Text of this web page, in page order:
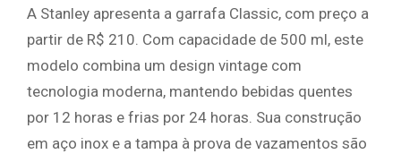
A Stanley apresenta a garrafa Classic, com preço a
partir de R$ 210. Com capacidade de 500 ml, este
modelo combina um design vintage com
tecnologia moderna, mantendo bebidas quentes
por 12 horas e frias por 24 horas. Sua construção
em aço inox e a tampa à prova de vazamentos são